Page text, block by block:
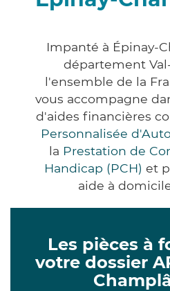
Impanté à Épinay-
département
l'ensemble de la
vous accompagne
d'aides financières
Personnalisée
la Prestation de
Handicap (PCH) et
aide à
Les pièces à
votre dossier